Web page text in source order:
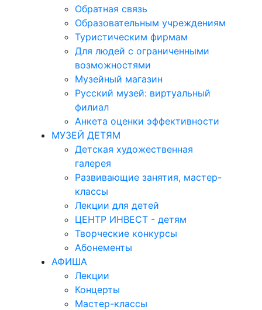
Обратная связь
Образовательным учреждениям
Туристическим фирмам
Для людей с ограниченными
возможностями
Музейный магазин
Русский музей: виртуальный
филиал
Анкета оценки эффективности
МУЗЕЙ ДЕТЯМ
Детская художественная
галерея
Развивающие занятия, мастер-
классы
Лекции для детей
ЦЕНТР ИНВЕСТ - детям
Творческие конкурсы
Абонементы
АФИША
Лекции
Концерты
Мастер-классы